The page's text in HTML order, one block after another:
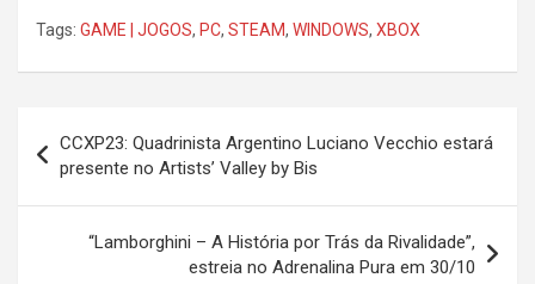
Tags: GAME | JOGOS, PC, STEAM, WINDOWS, XBOX
navigation
CCXP23: Quadrinista Argentino Luciano Vecchio estará
presente no Artists’ Valley by Bis
“Lamborghini – A História por Trás da Rivalidade”,
estreia no Adrenalina Pura em 30/10